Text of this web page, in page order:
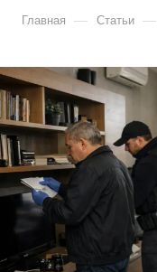
Главная — Статьи —